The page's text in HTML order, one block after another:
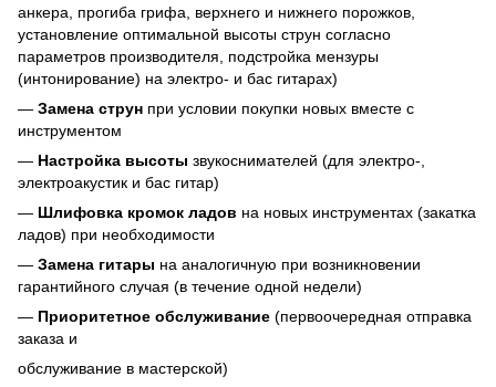
анкера, прогиба грифа, верхнего и нижнего порожков,
установление оптимальной высоты струн согласно
параметров производителя, подстройка мензуры
(интонирование) на электро- и бас гитарах)
— Замена струн при условии покупки новых вместе с
инструментом
— Настройка высоты звукоснимателей (для электро-,
электроакустик и бас гитар)
— Шлифовка кромок ладов на новых инструментах (закатка
ладов) при необходимости
— Замена гитары на аналогичную при возникновении
гарантийного случая (в течение одной недели)
— Приоритетное обслуживание (первоочередная отправка
заказа и
обслуживание в мастерской)